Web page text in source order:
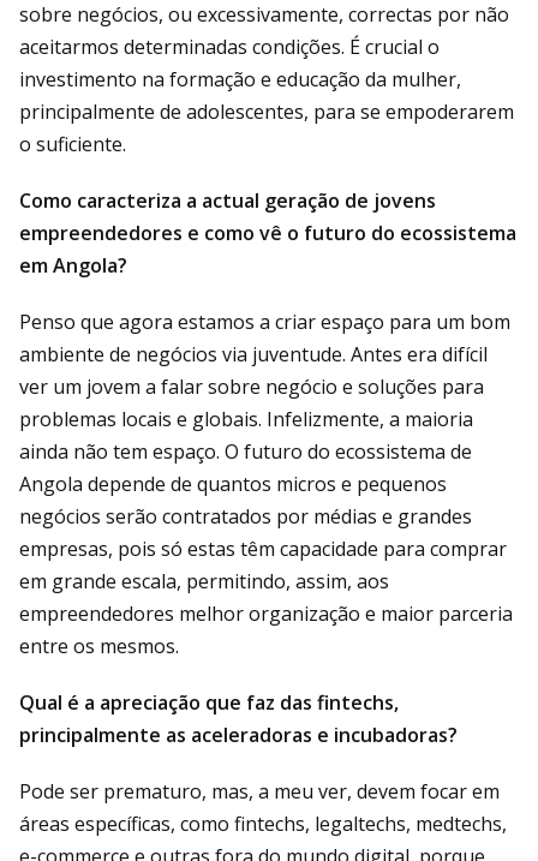
sobre negócios, ou excessivamente, correctas por não
aceitarmos determinadas condições. É crucial o
investimento na formação e educação da mulher,
principalmente de adolescentes, para se empoderarem
o suficiente.
Como caracteriza a actual geração de jovens
empreendedores e como vê o futuro do ecossistema
em Angola?
Penso que agora estamos a criar espaço para um bom
ambiente de negócios via juventude. Antes era difícil
ver um jovem a falar sobre negócio e soluções para
problemas locais e globais. Infelizmente, a maioria
ainda não tem espaço. O futuro do ecossistema de
Angola depende de quantos micros e pequenos
negócios serão contratados por médias e grandes
empresas, pois só estas têm capacidade para comprar
em grande escala, permitindo, assim, aos
empreendedores melhor organização e maior parceria
entre os mesmos.
Qual é a apreciação que faz das fintechs,
principalmente as aceleradoras e incubadoras?
Pode ser prematuro, mas, a meu ver, devem focar em
áreas específicas, como fintechs, legaltechs, medtechs,